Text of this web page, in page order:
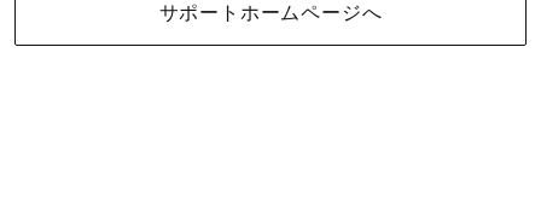
サポートホームページへ